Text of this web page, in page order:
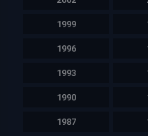
1999
1996
1993
1990
1987